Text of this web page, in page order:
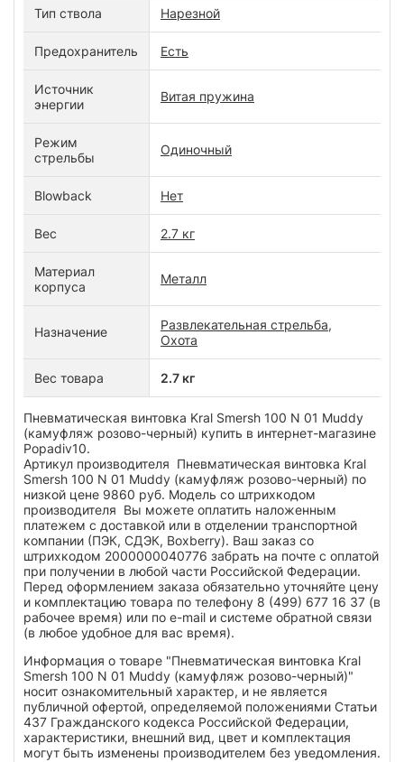
Тип ствола Нарезной
Предохранитель Есть
Источник
энергии
Витая пружина
Режим
стрельбы
Одиночный
Blowback Нет
Вес 2.7 кг
Материал
корпуса
Металл
Назначение
Развлекательная стрельба,
Охота
Вес товара 2.7 кг
Пневматическая винтовка Kral Smersh 100 N 01 Muddy
(камуфляж розово-черный) купить в интернет-магазине
Popadiv10.
Артикул производителя Пневматическая винтовка Kral
Smersh 100 N 01 Muddy (камуфляж розово-черный) по
низкой цене 9860 руб. Модель со штрихкодом
производителя Вы можете оплатить наложенным
платежем с доставкой или в отделении транспортной
компании (ПЭК, СДЭК, Boxberry). Ваш заказ со
штрихкодом 2000000040776 забрать на почте с оплатой
при получении в любой части Российской Федерации.
Перед оформлением заказа обязательно уточняйте цену
и комплектацию товара по телефону 8 (499) 677 16 37 (в
рабочее время) или по e-mail и системе обратной связи
(в любое удобное для вас время).
Информация о товаре "Пневматическая винтовка Kral
Smersh 100 N 01 Muddy (камуфляж розово-черный)"
носит ознакомительный характер, и не является
публичной офертой, определяемой положениями Статьи
437 Гражданского кодекса Российской Федерации,
характеристики, внешний вид, цвет и комплектация
могут быть изменены производителем без уведомления.